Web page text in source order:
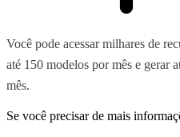
Você pode acessar milhares de
até 150 modelos por mês e gerar
mês.
Se você precisar de mais